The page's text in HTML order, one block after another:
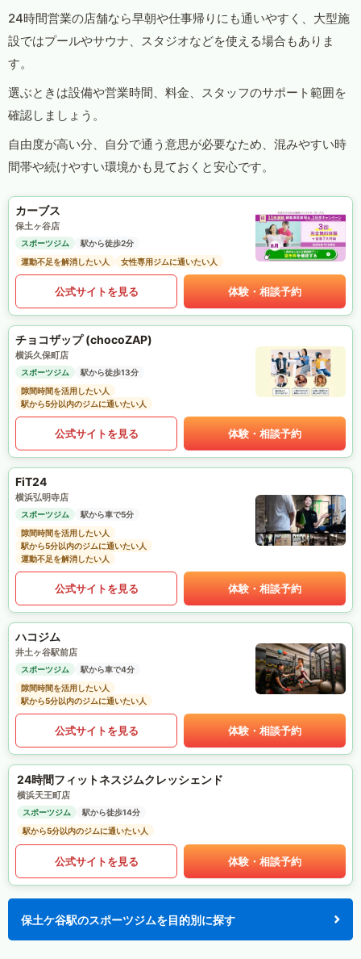
24時間営業の店舗なら早朝や仕事帰りにも通いやすく、大型施
設ではプールやサウナ、スタジオなどを使える場合もありま
す。
選ぶときは設備や営業時間、料金、スタッフのサポート範囲を
確認しましょう。
自由度が高い分、自分で通う意思が必要なため、混みやすい時
間帯や続けやすい環境かも見ておくと安心です。
カーブス
保土ヶ谷店
スポーツジム
駅から徒歩2分
運動不足を解消したい人
女性専用ジムに通いたい人
公式サイトを見る 体験・相談予約
チョコザップ (chocoZAP)
横浜久保町店
スポーツジム
駅から徒歩13分
隙間時間を活用したい人
駅から5分以内のジムに通いたい人
公式サイトを見る 体験・相談予約
FiT24
横浜弘明寺店
スポーツジム
駅から車で5分
隙間時間を活用したい人
駅から5分以内のジムに通いたい人
運動不足を解消したい人
公式サイトを見る 体験・相談予約
ハコジム
井土ヶ谷駅前店
スポーツジム
駅から車で4分
隙間時間を活用したい人
駅から5分以内のジムに通いたい人
公式サイトを見る 体験・相談予約
24時間フィットネスジムクレッシェンド
横浜天王町店
スポーツジム
駅から徒歩14分
駅から5分以内のジムに通いたい人
公式サイトを見る 体験・相談予約
保土ケ谷駅のスポーツジムを目的別に探す